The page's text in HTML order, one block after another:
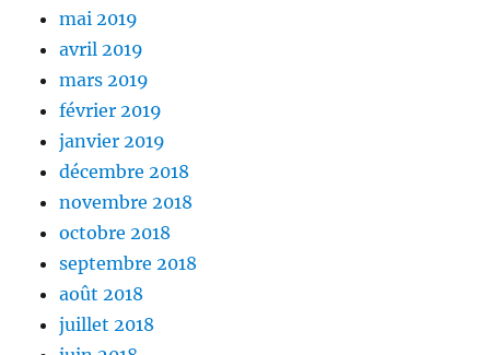
mai 2019
avril 2019
mars 2019
février 2019
janvier 2019
décembre 2018
novembre 2018
octobre 2018
septembre 2018
août 2018
juillet 2018